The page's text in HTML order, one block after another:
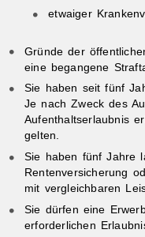
etwaiger
Gründe der
eine begangene
Sie haben seit fünf
Je nach Zweck des
Aufenthaltserlaubnis
gelten.
Sie haben fünf Jahre
Rentenversicherung
mit vergleichbaren
Sie dürfen eine
erforderlichen